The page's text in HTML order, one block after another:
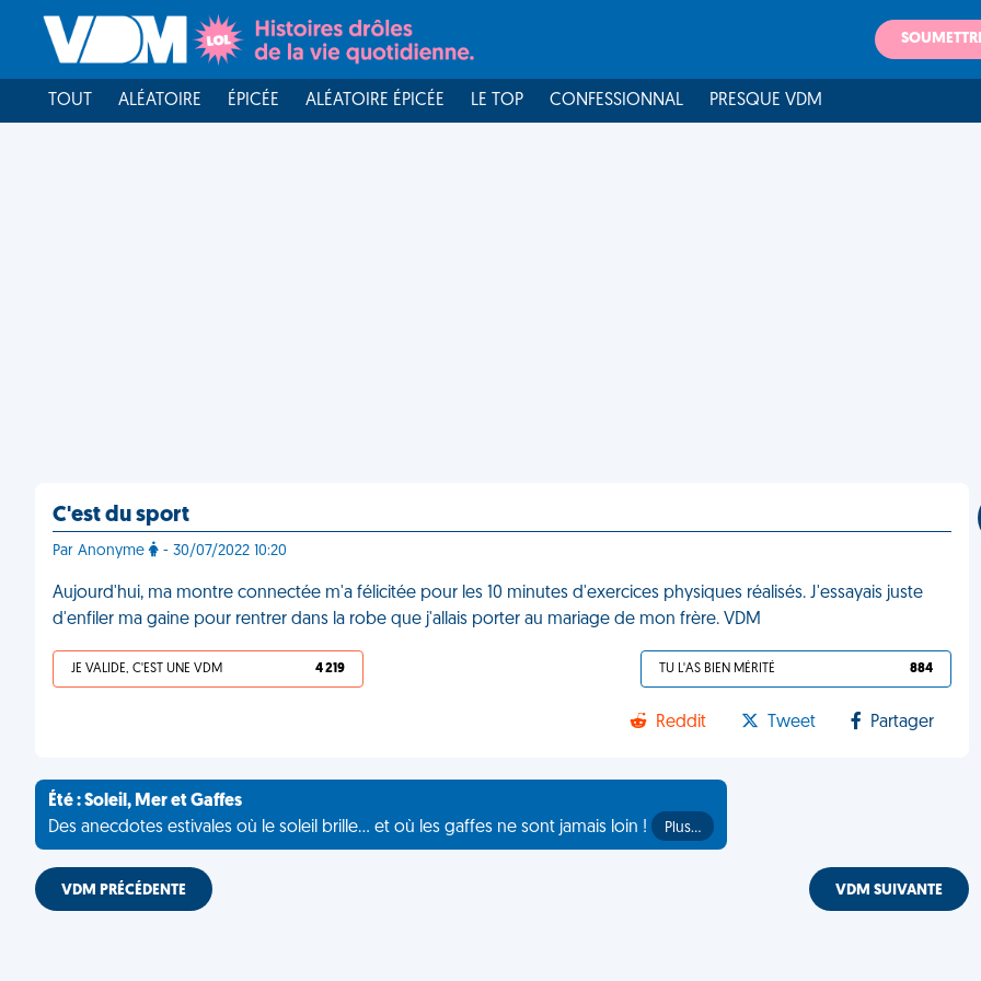
TOUT ALÉATOIRE ÉPICÉE ALÉATOIRE ÉPICÉE LE TOP CONFESSIONNAL PRESQUE VDM
C'est du sport
Par Anonyme - 30/07/2022 10:20
Aujourd'hui, ma montre connectée m'a félicitée pour les 10 minutes d'exercices physiques réalisés. J'essayais juste
d'enfiler ma gaine pour rentrer dans la robe que j'allais porter au mariage de mon frère. VDM
JE VALIDE, C'EST UNE VDM 4 219 TU L'AS BIEN MÉRITÉ 884
Reddit Tweet Partager
Été : Soleil, Mer et Gaffes
Des anecdotes estivales où le soleil brille... et où les gaffes ne sont jamais loin !
Plus…
VDM PRÉCÉDENTE VDM SUIVANTE